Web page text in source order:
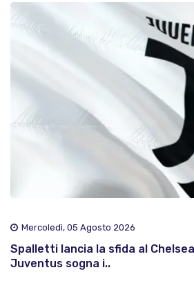
Mercoledì, 05 Agosto 2026
Spalletti lancia la sfida al
Juventus sogna i..